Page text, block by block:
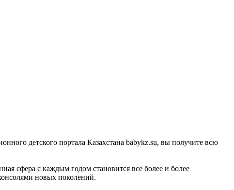
детского портала Казахстана babykz.su, вы получите всю
сфера с каждым годом становится все более и более
новых поколений.